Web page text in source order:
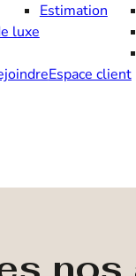
luxe
Estimation
Espace client